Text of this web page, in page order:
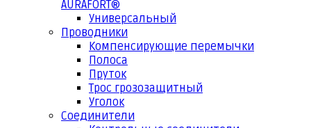
AURAFORT®
Универсальный
Проводники
Компенсирующие перемычки
Полоса
Пруток
Трос грозозащитный
Уголок
Соединители